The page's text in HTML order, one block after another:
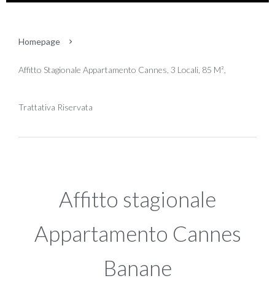
Homepage
Affitto Stagionale Appartamento Cannes, 3 Locali, 85 M²,
Trattativa Riservata
Affitto stagionale
Appartamento Cannes
Banane